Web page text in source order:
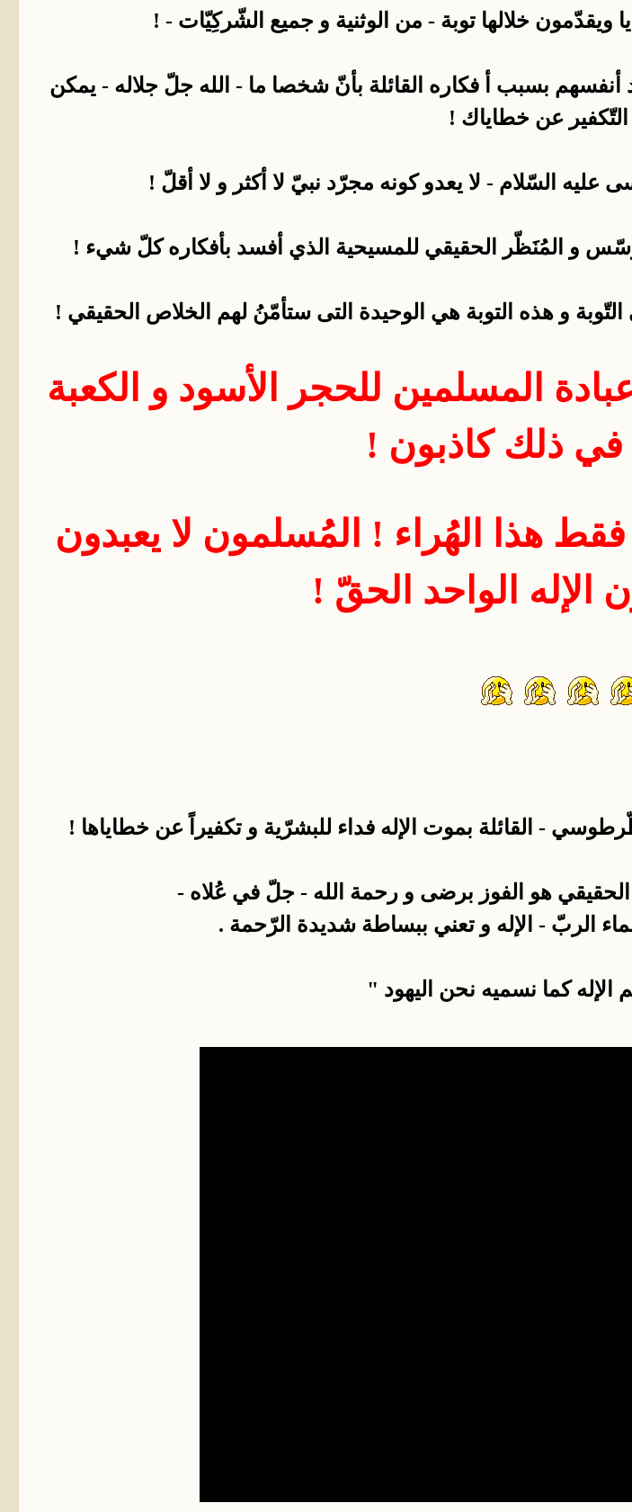
خلالها توبة - من الوثنية و جميع الشّركِيّات - !
بسبب أ فكاره القائلة بأنّ شخصا ما - الله جلّ جلاله - يمكن
عن خطاياك !
السّلام - لا يعدو كونه مجرّد نبيّ لا أكثر و لا أقلّ !
و المُنَظّر الحقيقي للمسيحية الذي أفسد بأفكاره كلّ شيء !
و هذه التوبة هي الوحيدة التى ستأمّنُ لهم الخلاص الحقيقي !
المسلمين للحجر الأسود و الكعبة
في ذلك كاذبون !
هذا الهُراء ! المُسلمون لا يعبدون
الإله الواحد الحقّ !
- القائلة بموت الإله فداء للبشرّية و تكفيراً عن خطاياها !
هو الفوز برضى و رحمة الله - جلّ في عُلاه -
الربّ - الإله و تعني ببساطة شديدة الرّحمة .
الإله كما نسميه نحن اليهود "